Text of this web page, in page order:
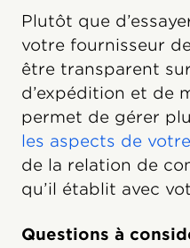
Plutôt que
votre fournisseur
être transparent
d’expédition et de
permet de gérer
les aspects de
de la relation de
qu’il établit avec
Questions à